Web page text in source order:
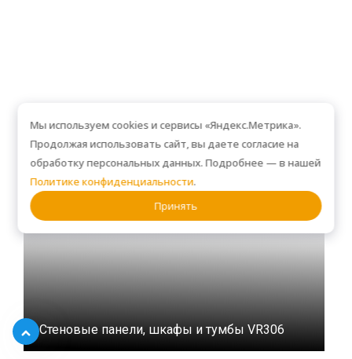
Стеновые панели, шкафы и тумбы VR306
Мы используем cookies и сервисы «Яндекс.Метрика».
Продолжая использовать сайт, вы даете согласие на
обработку персональных данных. Подробнее — в нашей
Политике конфиденциальности.
Принять